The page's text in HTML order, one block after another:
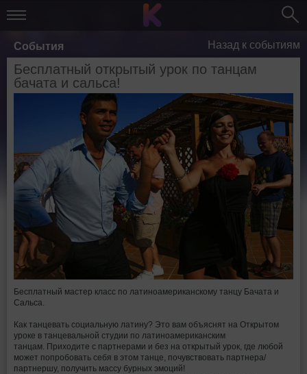
События Назад к событиям
Бесплатный открытый урок по танцам
бачата и сальса!
Бесплатный мастер класс по латиноамериканскому танцу Бачата и
Сальса.
Как танцевать социальную латину? Это вам объяснят на Открытом
уроке в танцевальной студии по латиноамериканским
танцам. Приходите с партнерами и без на открытый урок, где любой
может попробовать себя в этом танце, почувствовать партнера/
партнершу, получить массу бурных эмоций!